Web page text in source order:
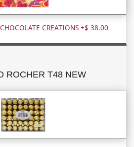
CREATIONS +$ 38.00
ROCHER T48 NEW